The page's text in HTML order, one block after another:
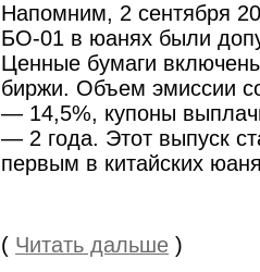
Напомним, 2 сентября
БО-01 в юанях были
Ценные бумаги
биржи. Объем эмиссии
— 14,5%, купоны
— 2 года. Этот выпуск
первым в китайских
( Читать дальше )